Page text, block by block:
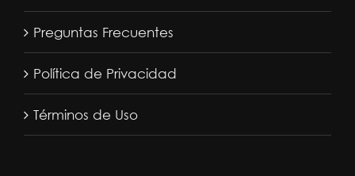
Preguntas Frecuentes
Política de Privacidad
Términos de Uso